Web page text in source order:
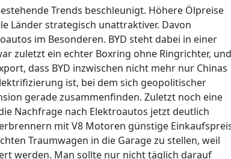
Trends beschleunigt. Höhere Ölpreise
Länder strategisch unattraktiver. Davon
im Besonderen. BYD steht dabei in einer
zuletzt ein echter Boxring ohne Ringrichter, und
dass BYD inzwischen nicht mehr nur Chinas
ist, bei dem sich geopolitischer
gerade zusammenfinden. Zuletzt noch eine
Nachfrage nach Elektroautos jetzt deutlich
mit V8 Motoren günstige
Traumwagen in die Garage zu stellen, weil
werden. Man sollte nur nicht täglich darauf